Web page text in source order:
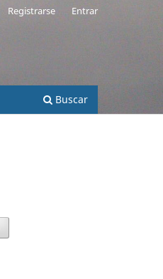
Buscar
Registrarse Entrar